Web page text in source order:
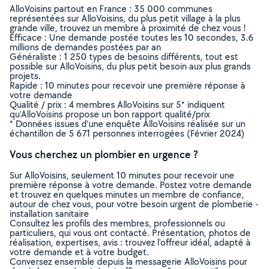
AlloVoisins partout en France : 35 000 communes
représentées sur AlloVoisins, du plus petit village à la plus
grande ville, trouvez un membre à proximité de chez vous !
Efficace : Une demande postée toutes les 10 secondes, 3.6
millions de demandes postées par an
Généraliste : 1 250 types de besoins différents, tout est
possible sur AlloVoisins, du plus petit besoin aux plus grands
projets.
Rapide : 10 minutes pour recevoir une première réponse à
votre demande
Qualité / prix : 4 membres AlloVoisins sur 5* indiquent
qu’AlloVoisins propose un bon rapport qualité/prix
* Données issues d’une enquête AlloVoisins réalisée sur un
échantillon de 5 671 personnes interrogées (Février 2024)
Vous cherchez un plombier en urgence ?
Sur AlloVoisins, seulement 10 minutes pour recevoir une
première réponse à votre demande. Postez votre demande
et trouvez en quelques minutes un membre de confiance,
autour de chez vous, pour votre besoin urgent de plomberie -
installation sanitaire
Consultez les profils des membres, professionnels ou
particuliers, qui vous ont contacté. Présentation, photos de
réalisation, expertises, avis : trouvez l'offreur idéal, adapté à
votre demande et à votre budget.
Conversez ensemble depuis la messagerie AlloVoisins pour